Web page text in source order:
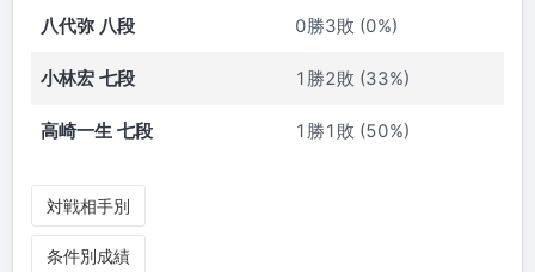
八代弥 八段 0勝3敗 (0%)
小林宏 七段 1勝2敗 (33%)
高崎一生 七段 1勝1敗 (50%)
対戦相手別
条件別成績